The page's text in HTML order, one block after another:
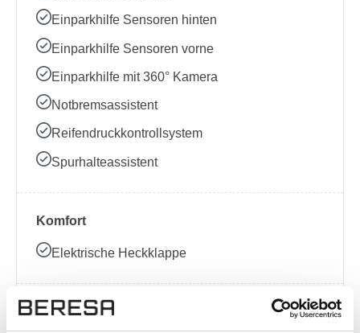
Einparkhilfe Sensoren hinten
Einparkhilfe Sensoren vorne
Einparkhilfe mit 360° Kamera
Notbremsassistent
Reifendruckkontrollsystem
Spurhalteassistent
Komfort
Elektrische Heckklappe
Exposé herunterladen [pdf]